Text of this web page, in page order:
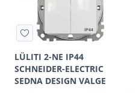
LÜLITI 2-NE IP44
SCHNEIDER-ELECTRIC
SEDNA DESIGN VALGE